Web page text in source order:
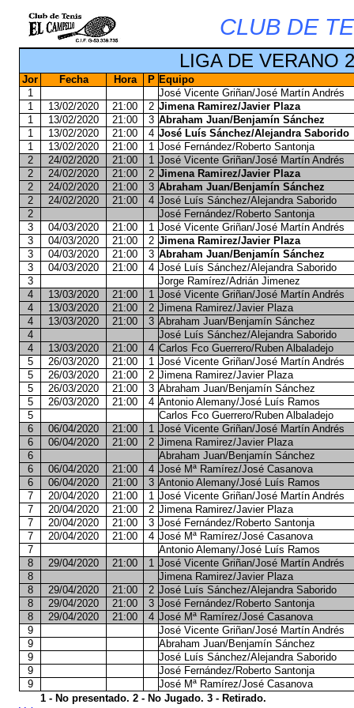
CLUB DE
LIGA DE VERANO
Jor Fecha Hora P Equipo
1
José Vicente Griñan/José Martín Andrés
1
13/02/2020 21:00 2 Jimena Ramirez/Javier Plaza
1
13/02/2020 21:00 3 Abraham Juan/Benjamín Sánchez
1
13/02/2020 21:00 4 José Luís Sánchez/Alejandra Saborido
1
13/02/2020 21:00 1 José Fernández/Roberto Santonja
2
24/02/2020 21:00 1 José Vicente Griñan/José Martín Andrés
2
24/02/2020 21:00 2 Jimena Ramirez/Javier Plaza
2
24/02/2020 21:00 3 Abraham Juan/Benjamín Sánchez
2
24/02/2020 21:00 4 José Luís Sánchez/Alejandra Saborido
2
José Fernández/Roberto Santonja
3
04/03/2020 21:00 1 José Vicente Griñan/José Martín Andrés
3
04/03/2020 21:00 2 Jimena Ramirez/Javier Plaza
3
04/03/2020 21:00 3 Abraham Juan/Benjamín Sánchez
3
04/03/2020 21:00 4 José Luís Sánchez/Alejandra Saborido
3
Jorge Ramírez/Adrián Jimenez
4
13/03/2020 21:00 1 José Vicente Griñan/José Martín Andrés
4
13/03/2020 21:00 2 Jimena Ramirez/Javier Plaza
4
13/03/2020 21:00 3 Abraham Juan/Benjamín Sánchez
4
José Luís Sánchez/Alejandra Saborido
4
13/03/2020 21:00 4 Carlos Fco Guerrero/Ruben Albaladejo
5
26/03/2020 21:00 1 José Vicente Griñan/José Martín Andrés
5
26/03/2020 21:00 2 Jimena Ramirez/Javier Plaza
5
26/03/2020 21:00 3 Abraham Juan/Benjamín Sánchez
5
26/03/2020 21:00 4 Antonio Alemany/José Luís Ramos
5
Carlos Fco Guerrero/Ruben Albaladejo
6
06/04/2020 21:00 1 José Vicente Griñan/José Martín Andrés
6
06/04/2020 21:00 2 Jimena Ramirez/Javier Plaza
6
Abraham Juan/Benjamín Sánchez
6
06/04/2020 21:00 4 José Mª Ramírez/José Casanova
6
06/04/2020 21:00 3 Antonio Alemany/José Luís Ramos
7
20/04/2020 21:00 1 José Vicente Griñan/José Martín Andrés
7
20/04/2020 21:00 2 Jimena Ramirez/Javier Plaza
7
20/04/2020 21:00 3 José Fernández/Roberto Santonja
7
20/04/2020 21:00 4 José Mª Ramírez/José Casanova
7
Antonio Alemany/José Luís Ramos
8
29/04/2020 21:00 1 José Vicente Griñan/José Martín Andrés
8
Jimena Ramirez/Javier Plaza
8
29/04/2020 21:00 2 José Luís Sánchez/Alejandra Saborido
8
29/04/2020 21:00 3 José Fernández/Roberto Santonja
8
29/04/2020 21:00 4 José Mª Ramírez/José Casanova
9
José Vicente Griñan/José Martín Andrés
9
Abraham Juan/Benjamín Sánchez
9
José Luís Sánchez/Alejandra Saborido
9
José Fernández/Roberto Santonja
9
José Mª Ramírez/José Casanova
1 - No presentado. 2 - No Jugado. 3 - Retirado.